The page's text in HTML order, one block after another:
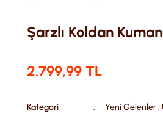
Şarzlı Koldan
2.799,99 TL
Kategori Yeni Gelenler,